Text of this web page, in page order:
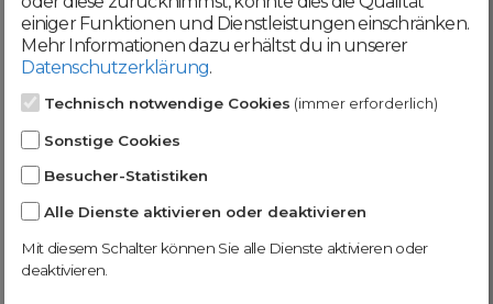
Werde jetzt Teil der
DomainCatcher-
Community!
Nutze unsere Erfahrung und profitiere
einiger Funktionen und Dienstleistungen einschränken.
Mehr Informationen dazu erhältst du in unserer
Datenschutzerklärung.
Technisch notwendige Cookies (immer erforderlich)
Sonstige Cookies
Besucher-Statistiken
Alle Dienste aktivieren oder deaktivieren
Mit diesem Schalter können Sie alle Dienste aktivieren oder
deaktivieren.